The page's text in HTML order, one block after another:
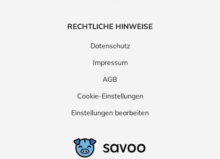
RECHTLICHE HINWEISE
Datenschutz
Impressum
AGB
Cookie-Einstellungen
Einstellungen bearbeiten